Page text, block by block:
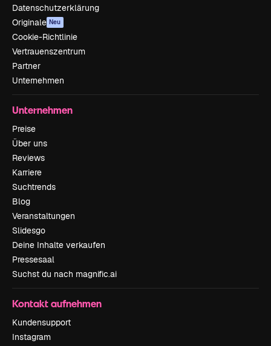
Datenschutzerklärung
Originale Neu
Cookie-Richtlinie
Vertrauenszentrum
Partner
Unternehmen
Unternehmen
Preise
Über uns
Reviews
Karriere
Suchtrends
Blog
Veranstaltungen
Slidesgo
Deine Inhalte verkaufen
Pressesaal
Suchst du nach magnific.ai
Kontakt aufnehmen
Kundensupport
Instagram